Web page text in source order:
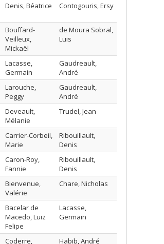
Denis, Béatrice Contogouris, Ersy
Bouffard-
Veilleux,
Mickaël
de Moura Sobral,
Luis
Lacasse,
Germain
Gaudreault,
André
Larouche,
Peggy
Gaudreault,
André
Deveault,
Mélanie
Trudel, Jean
Carrier-Corbeil,
Marie
Ribouillault,
Denis
Caron-Roy,
Fannie
Ribouillault,
Denis
Bienvenue,
Valérie
Chare, Nicholas
Bacelar de
Macedo, Luiz
Felipe
Lacasse,
Germain
Coderre,
Habib, André